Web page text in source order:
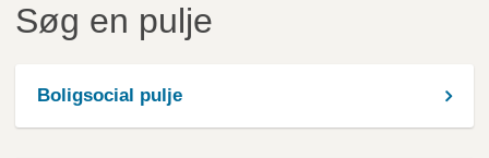
Søg en pulje
Boligsocial pulje